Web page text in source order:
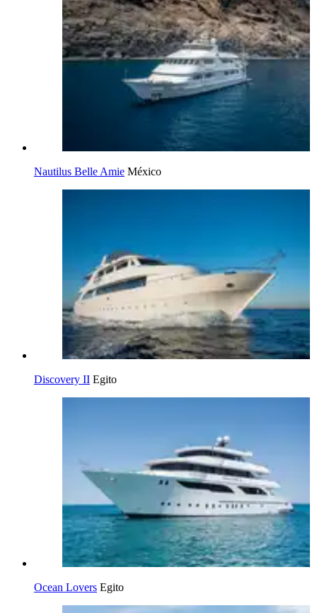
Nautilus Belle Amie México
Discovery II Egito
Ocean Lovers Egito